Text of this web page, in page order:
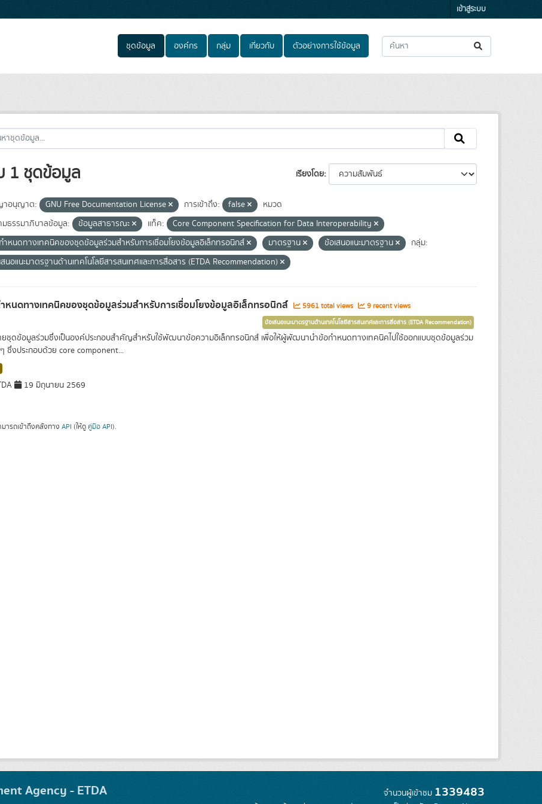
เข้าสู่ระบบ
ชุดข้อมูล องค์กร กลุ่ม เกี่ยวกับ ตัวอย่างการใช้ข้อมูล
เรียงโดย
1 ชุดข้อมูล
อนุญาต: GNU Free Documentation License การเข้าถึง: false
หมวด
มธรรมาภิบาลข้อมูล:
ข้อมูลสาธารณะ แท็ค:
Core Component Specification for Data Interoperability
ำหนดทางเทคนิคของชุดข้อมูลร่วมสำหรับการเชื่อมโยงข้อมูลอิเล็กทรอนิกส์
มาตรฐาน ข้อเสนอแนะมาตรฐาน
กลุ่ม:
สนอแนะมาตรฐานด้านเทคโนโลยีสารสนเทศและการสื่อสาร (ETDA Recommendation)
หนดทางเทคนิคของชุดข้อมูลร่วมสำหรับการเชื่อมโยงข้อมูลอิเล็กทรอนิกส์ 5961 total views 9 recent views
ข้อเสนอแนะมาตรฐานด้านเทคโนโลยีสารสนเทศและการสื่อสาร (ETDA Recommendation)
ชุดข้อมูลร่วมซึ่งเป็นองค์ประกอบสำคัญสำหรับใช้พัฒนาข้อความอิเล็กทรอนิกส์ เพื่อให้ผู้พัฒนานำข้อกำหนดทางเทคนิคไปใช้ออกแบบชุดข้อมูลร่วม
ซึ่งประกอบด้วย core component...
19 มิถุนายน 2569
ารถเข้าถึงคลังทาง API (ให้ดู คู่มือ API).
Agency - ETDA จำนวนผู้เข้าชม 1339483